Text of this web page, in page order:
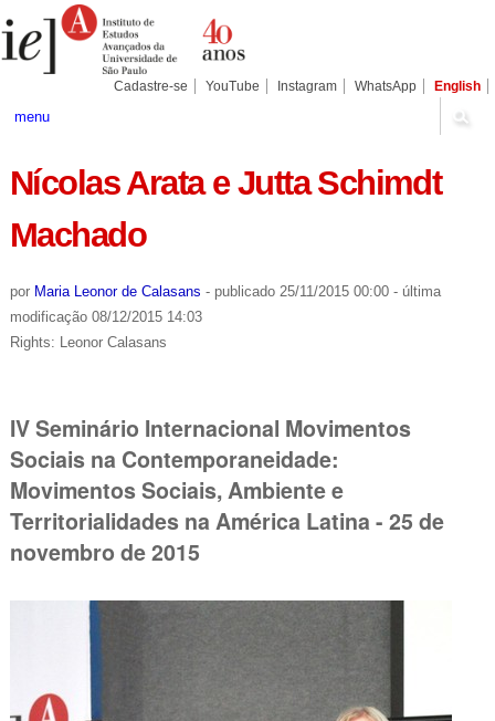
para
conteúdo.
Pessoais
Cadastre-se YouTube Instagram WhatsApp English
menu
Nícolas Arata e Jutta Schimdt
Machado
por Maria Leonor de Calasans - publicado25/11/2015 00:00 - última
modificação08/12/2015 14:03
Rights: Leonor Calasans
IV Seminário Internacional Movimentos
Sociais na Contemporaneidade:
Movimentos Sociais, Ambiente e
Territorialidades na América Latina - 25 de
novembro de 2015